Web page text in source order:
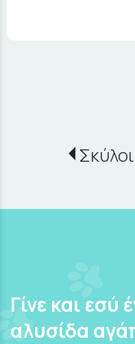
Γίνε και εσύ
αλυσίδα